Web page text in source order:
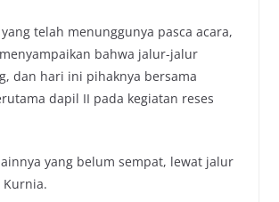
telah menunggunya pasca acara,
bahwa jalur-jalur
dan hari ini pihaknya bersama
dapil II pada kegiatan reses
yang belum sempat, lewat jalur